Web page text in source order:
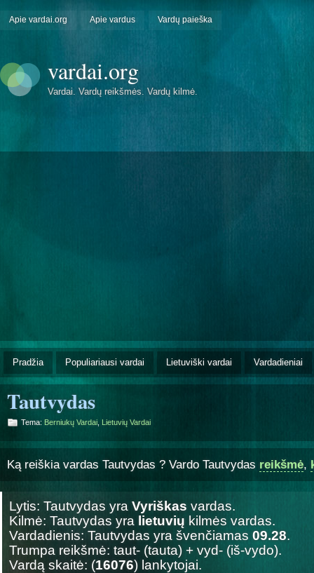
Apie vardai.org Apie vardus Vardų paieška
vardai.org
Vardai. Vardų reikšmės. Vardų kilmė.
Pradžia Populiariausi vardai Lietuviški vardai Vardadieniai
Tautvydas
Tema: Berniukų Vardai Lietuvių Vardai
Ką reiškia vardas Tautvydas ? Vardo Tautvydas reikšmė,
Lytis: Tautvydas yra Vyriškas vardas.
Kilmė: Tautvydas yra lietuvių kilmės vardas.
Vardadienis: Tautvydas yra švenčiamas 09.28.
Trumpa reikšmė: taut- (tauta) + vyd- (iš-vydo).
Vardą skaitė: (16076) lankytojai.